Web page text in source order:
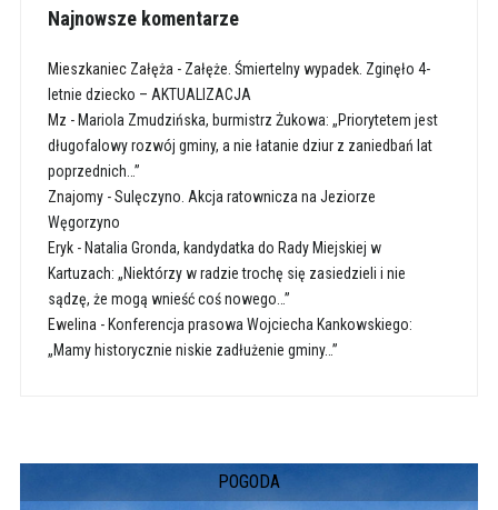
Najnowsze komentarze
Mieszkaniec Załęża - Załęże. Śmiertelny wypadek. Zginęło 4-
letnie dziecko – AKTUALIZACJA
Mz - Mariola Zmudzińska, burmistrz Żukowa: „Priorytetem jest
długofalowy rozwój gminy, a nie łatanie dziur z zaniedbań lat
poprzednich…”
Znajomy-Sulęczyno. Akcja ratownicza na Jeziorze
Węgorzyno
Eryk- Natalia Gronda, kandydatka do Rady Miejskiej w
Kartuzach: „Niektórzy w radzie trochę się zasiedzieli i nie
sądzę, że mogą wnieść coś nowego…”
Ewelina - Konferencja prasowa Wojciecha Kankowskiego:
„Mamy historycznie niskie zadłużenie gminy…”
POGODA